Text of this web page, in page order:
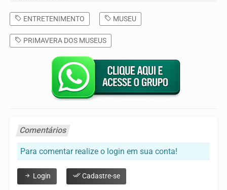
ENTRETENIMENTO MUSEU
PRIMAVERA DOS MUSEUS
Comentários
Para comentar realize o login em sua conta!
Login Cadastre-se